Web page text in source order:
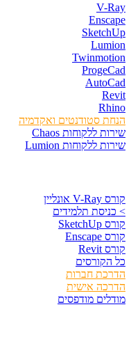
V-Ray
Enscape
SketchUp
Lumion
Twinmotion
ProgeCad
AutoCad
Revit
Rhino
הנחת סטודנטים ואקדמיה
שירות ללקוחות Chaos
שירות ללקוחות Lumion
קורס V-Ray אונליין
> כניסת תלמידים
קורס SketchUp
קורס Enscape
קורס Revit
כל הקורסים
הדרכת חברות
הדרכה אישית
מודלים מודפסים